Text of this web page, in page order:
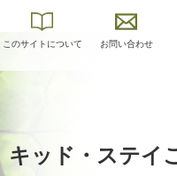
このサイトについて お問い合わせ
キッド・ステイ